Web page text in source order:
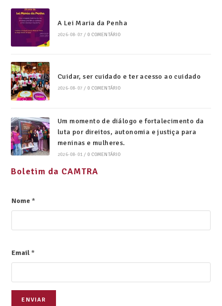
A Lei Maria da Penha
2026-08-07 / 0 COMENTÁRIO
Cuidar, ser cuidado e ter acesso ao cuidado
2026-08-07 / 0 COMENTÁRIO
Um momento de diálogo e fortalecimento da
luta por direitos, autonomia e justiça para
meninas e mulheres.
2026-08-01 / 0 COMENTÁRIO
Boletim da CAMTRA
Nome*
Email*
ENVIAR